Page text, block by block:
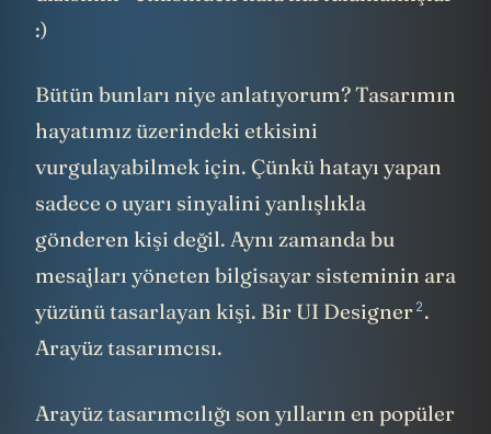
:)
Bütün bunları niye anlatıyorum? Tasarımın
hayatımız üzerindeki etkisini
vurgulayabilmek için. Çünkü hatayı yapan
sadece o uyarı sinyalini yanlışlıkla
gönderen kişi değil. Aynı zamanda bu
mesajları yöneten bilgisayar sisteminin ara
yüzünü tasarlayan kişi. Bir UI Designer2.
Arayüz tasarımcısı.
Arayüz tasarımcılığı son yılların en popüler